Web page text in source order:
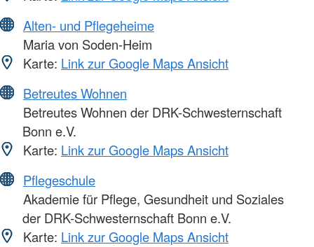
Alten- und Pflegeheime
Maria von Soden-Heim
Karte: Link zur Google Maps Ansicht
Betreutes Wohnen
Betreutes Wohnen der DRK-Schwesternschaft
Bonn e.V.
Karte: Link zur Google Maps Ansicht
Pflegeschule
Akademie für Pflege, Gesundheit und Soziales
der DRK-Schwesternschaft Bonn e.V.
Karte: Link zur Google Maps Ansicht